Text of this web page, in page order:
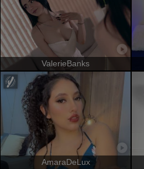
ValerieBanks
AmaraDeLux